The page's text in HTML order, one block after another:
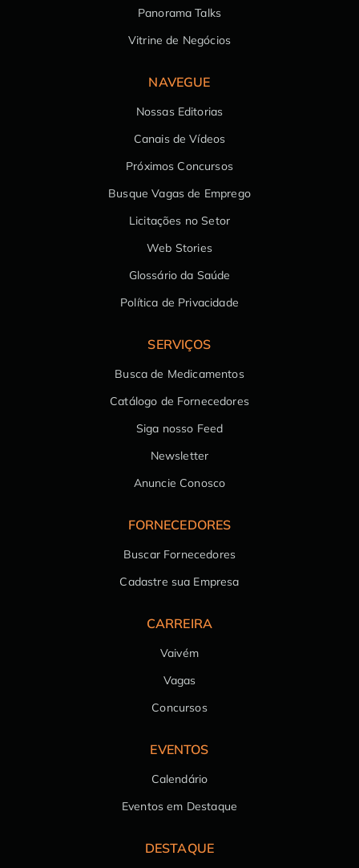
Panorama Talks
Vitrine de Negócios
NAVEGUE
Nossas Editorias
Canais de Vídeos
Próximos Concursos
Busque Vagas de Emprego
Licitações no Setor
Web Stories
Glossário da Saúde
Política de Privacidade
SERVIÇOS
Busca de Medicamentos
Catálogo de Fornecedores
Siga nosso Feed
Newsletter
Anuncie Conosco
FORNECEDORES
Buscar Fornecedores
Cadastre sua Empresa
CARREIRA
Vaivém
Vagas
Concursos
EVENTOS
Calendário
Eventos em Destaque
DESTAQUE